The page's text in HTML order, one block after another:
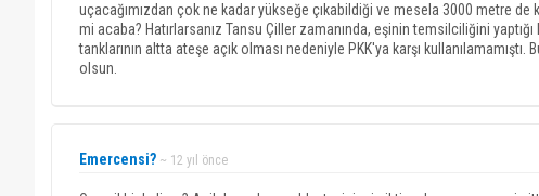
uçacağımızdan çok ne kadar yükseğe çıkabildiği ve mesela 3000 metre
mi acaba? Hatırlarsanız Tansu Çiller zamanında, eşinin temsilciliğini
tanklarının altta ateşe açık olması nedeniyle PKK'ya karşı
olsun.
Emercensi? ~ 12 yıl önce